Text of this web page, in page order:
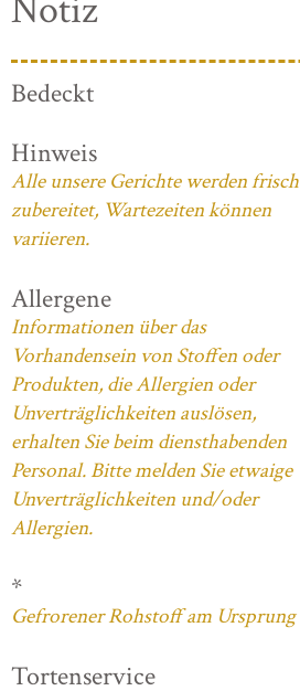
Notiz
Bedeckt
Hinweis
Alle unsere Gerichte werden frisch
zubereitet, Wartezeiten können
variieren.
Allergene
Informationen über das
Vorhandensein von Stoffen oder
Produkten, die Allergien oder
Unverträglichkeiten auslösen,
erhalten Sie beim diensthabenden
Personal. Bitte melden Sie etwaige
Unverträglichkeiten und/oder
Allergien.
*
Gefrorener Rohstoff am Ursprung
Tortenservice